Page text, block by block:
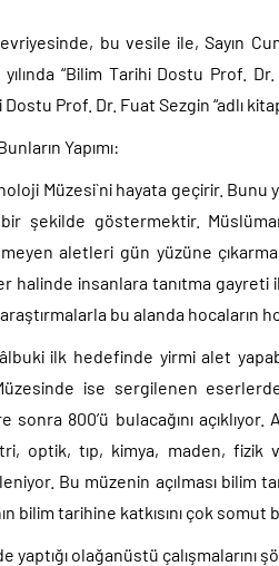
bu vesile ile, Sayın
“Bilim Tarihi Dostu Prof.
Prof. Dr. Fuat Sezgin “adlı
Yapımı:
Müzesi`ni hayata geçirir.
şekilde göstermektir.
aletleri gün yüzüne
halinde insanlara tanıtma gayreti
bu alanda hocaların
ilk hedefinde yirmi alet
ise sergilenen
sonra 800’ü bulacağını
optik, tıp, kimya, maden, fizik
Bu müzenin açılması bilim
bilim tarihine katkısını çok
yaptığı olağanüstü çalışmalarını